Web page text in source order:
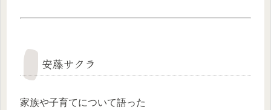
安藤サクラ
家族や子育てについて語った